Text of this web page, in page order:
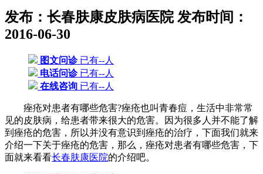
发布：长春肤康皮肤病医院发布时间：
2016-06-30
图文问诊已有--人
电话问诊已有--人
在线咨询 已有--人
痤疮对患者有哪些危害?痤疮也叫青春痘，生活中非常常
见的皮肤病，给患者带来很大的危害。因为很多人并不能了解
到痤疮的危害，所以并没有意识到痤疮的治疗，下面我们就来
介绍一下关于痤疮的危害，那么，痤疮对患者有哪些危害，下
面就来看看长春肤康医院的介绍吧。